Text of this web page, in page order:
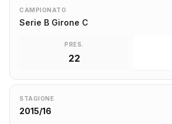
CAMPIONATO
Serie B Girone C
PRES.
22
STAGIONE
2015/16